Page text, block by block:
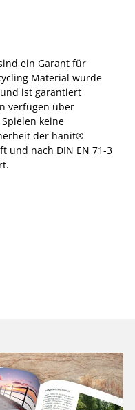
ein Garant für
Material wurde
ist garantiert
verfügen über
keine
der hanit®
und nach DIN EN 71-3